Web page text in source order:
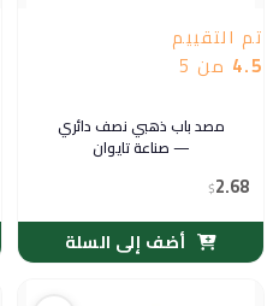
تم التقييم
4.5 من 5
مصد باب ذهبي نصف دائري
— صناعة تايوان
$2.68
أضف إلى السلة